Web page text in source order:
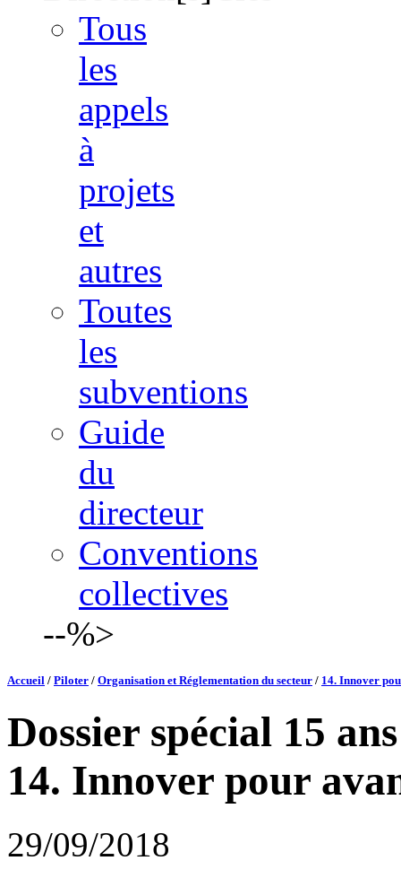
Tous
les
appels
à
projets
et
autres
Toutes
les
subventions
Guide
du
directeur
Conventions
collectives
--%>
Accueil / Piloter / Organisation et Réglementation du secteur / 14. Innover
Dossier spécial 15
14. Innover pour
29/09/2018